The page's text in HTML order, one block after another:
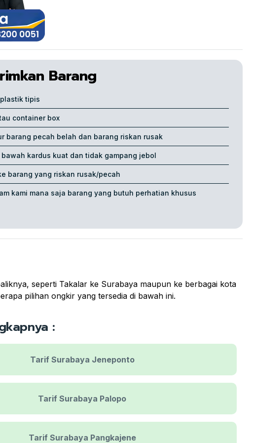
Barang
tipis
container box
barang pecah belah dan barang riskan rusak
kardus kuat dan tidak gampang jebol
barang yang riskan rusak/pecah
kami mana saja barang yang butuh perhatian khusus
seperti Takalar ke Surabaya maupun ke berbagai kota
pilihan ongkir yang tersedia di bawah ini.
:
Tarif Surabaya Jeneponto
Tarif Surabaya Palopo
Tarif Surabaya Pangkajene